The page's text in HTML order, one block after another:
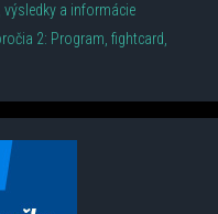
výsledky a informácie
2: Program, fightcard,